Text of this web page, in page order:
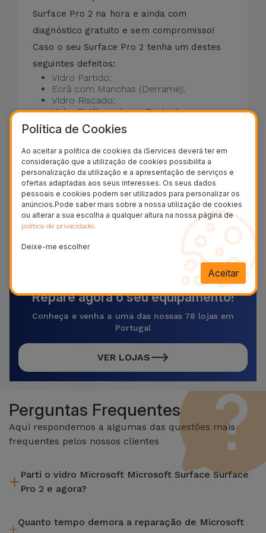
Surface Pro 2 na hora e ainda com
diagnóstico gratuito e sem compromisso!
Caso o seu Surface Pro 2 tenha um destes
seguintes defeitos:
Vidro Partido;
Ecrã com Manchas (Derrame);
Vidro Riscado;
Vidro Estilhaçado ou Rachado;
LCD com Cores Distorcidas;
Ecrã Preto;
Display Danificado;
Touch Descalibrado ou sem Resposta.
Efetuamos a reparação do ecrã do Microsoft
Surface Pro 2 em apenas 20 minutos. A
garantia da substituição do vidro é de dois
anos nas funções Touch e LCD.
- - IVA incluído.
Repare agora o seu equipamento!
Conheça e venha a uma das nossas 78 lojas em
Portugal
VER LOJAS
Perguntas Frequentes
Aqui respondemos a algumas das questões mais
frequentes pelos nossos clientes
Parti o vidro Microsoft Microsoft Surface Surface
Pro 2 e agora?
a loja mais próxima de si.
Quanto tempo demora a reparação de Microsoft
Política de Cookies
Ao aceitar a política de cookies da iServices deverá ter em
consideração que a utilização de cookies possibilita a
personalização da utilização e a apresentação de serviços e
ofertas adaptadas aos seus interesses. Os seus dados
pessoais e cookies podem ser utilizados para personalizar os
anúncios.Pode saber mais sobre a nossa utilização de cookies
ou alterar a sua escolha a qualquer altura na nossa página de
política de privacidade.
Deixe-me escolher
Aceitar